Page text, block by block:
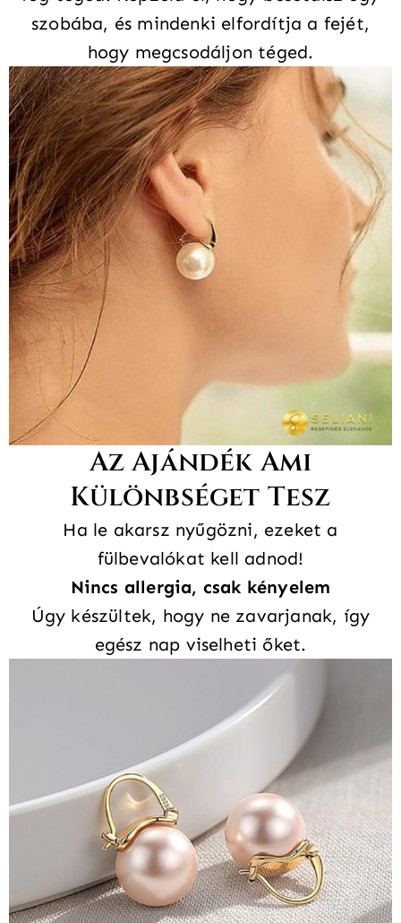
szobába, és mindenki elfordítja a fejét,
hogy megcsodáljon téged.
Az Ajándék Ami
Különbséget Tesz
Ha le akarsz nyűgözni, ezeket a
fülbevalókat kell adnod!
Nincs allergia, csak kényelem
Úgy készültek, hogy ne zavarjanak, így
egész nap viselheti őket.